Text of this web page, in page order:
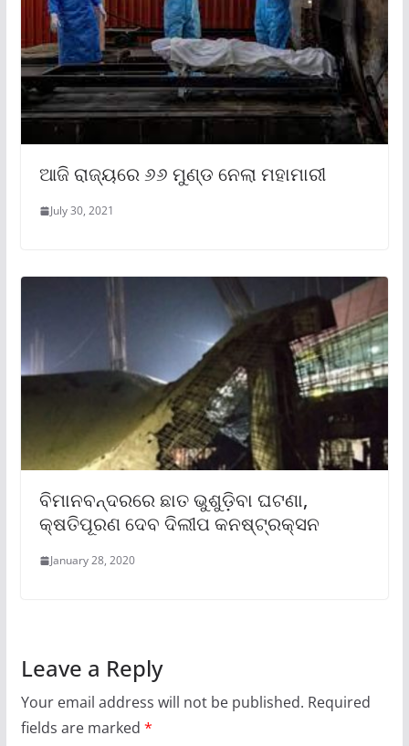
ଆଜି ରାଜ୍ୟରେ ୬୬ ମୁଣ୍ଡ ନେଲା ମହାମାରୀ
July 30, 2021
ବିମାନବନ୍ଦରରେ ଛାତ ଭୁଶୁଡ଼ିବା ଘଟଣା,
କ୍ଷତିପୂରଣ ଦେବ ଦିଲୀପ କନଷ୍ଟ୍ରକ୍ସନ
January 28, 2020
Leave a Reply
Your email address will not be published. Required
fields are marked *